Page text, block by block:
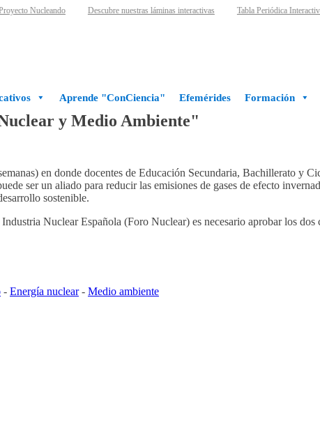
Nucleando Descubre nuestras láminas interactivas Tabla Periódica Interactiva
Aprende "ConCiencia" Efemérides Formación
y Medio Ambiente"
en donde docentes de Educación Secundaria, Bachillerato y
ser un aliado para reducir las emisiones de gases de efecto
sostenible.
Nuclear Española (Foro Nuclear) es necesario aprobar los
- Energía nuclear- Medio ambiente